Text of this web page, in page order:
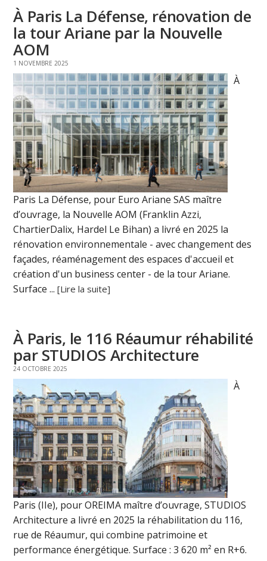
À Paris La Défense, rénovation de
la tour Ariane par la Nouvelle
AOM
1 NOVEMBRE 2025
À
Paris La Défense, pour Euro Ariane SAS maître
d’ouvrage, la Nouvelle AOM (Franklin Azzi,
ChartierDalix, Hardel Le Bihan) a livré en 2025 la
rénovation environnementale - avec changement des
façades, réaménagement des espaces d'accueil et
création d'un business center - de la tour Ariane.
Surface ...[Lire la suite]
À Paris, le 116 Réaumur réhabilité
par STUDIOS Architecture
24 OCTOBRE 2025
À
Paris (IIe), pour OREIMA maître d’ouvrage, STUDIOS
Architecture a livré en 2025 la réhabilitation du 116,
rue de Réaumur, qui combine patrimoine et
performance énergétique. Surface : 3 620 m² en R+6.